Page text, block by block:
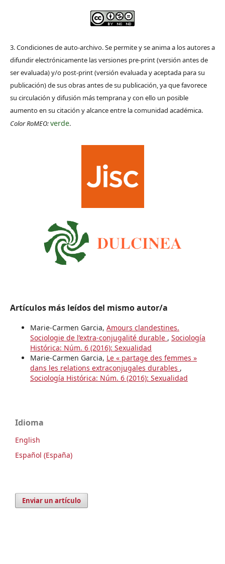
3. Condiciones de auto-archivo. Se permite y se anima a los autores a
difundir electrónicamente las versiones pre-print (versión antes de
ser evaluada) y/o post-print (versión evaluada y aceptada para su
publicación) de sus obras antes de su publicación, ya que favorece
su circulación y difusión más temprana y con ello un posible
aumento en su citación y alcance entre la comunidad académica.
Color RoMEO:verde.
Artículos más leídos del mismo autor/a
Marie-Carmen Garcia, Amours clandestines.
Sociologie de l’extra-conjugalité durable , Sociología
Histórica: Núm. 6 (2016): Sexualidad
Marie-Carmen Garcia, Le « partage des femmes »
dans les relations extraconjugales durables ,
Sociología Histórica: Núm. 6 (2016): Sexualidad
Idioma
English
Español (España)
Enviar un artículo